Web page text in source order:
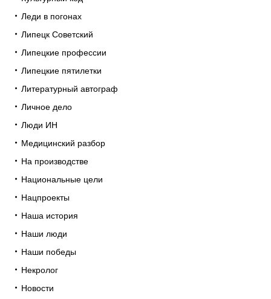
Леди в погонах
Липецк Советский
Липецкие профессии
Липецкие пятилетки
Литературный автограф
Личное дело
Люди ИН
Медицинский разбор
На производстве
Национальные цели
Нацпроекты
Наша история
Наши люди
Наши победы
Некролог
Новости